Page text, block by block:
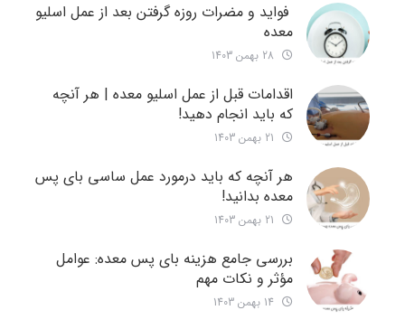
فواید و مضرات روزه گرفتن بعد از عمل اسلیو
معده
اقدامات قبل از عمل اسلیو معده | هر آنچه
که باید انجام دهید!
هر آنچه که باید درمورد عمل ساسی بای پس
معده بدانید!
بررسی جامع هزینه‌ بای پس معده: عوامل
مؤثر و نکات مهم